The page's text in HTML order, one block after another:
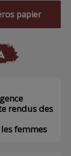
papier
rendus des
femmes